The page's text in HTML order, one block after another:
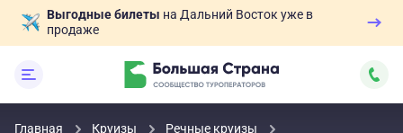
Выгодные билеты на Дальний Восток уже в
продаже
Главная Круизы
Речные круизы